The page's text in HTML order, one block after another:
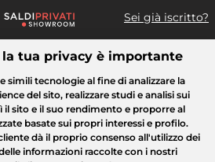
Sei già iscritto?
Casa Bellezza Elettrodomestici
tua privacy è importante
simili tecnologie al fine di analizzare la
del sito, realizzare studi e analisi sui
sito e il suo rendimento e proporre al
basate sui propri interessi e profilo.
dà il proprio consenso all'utilizzo dei
informazioni raccolte con i nostri